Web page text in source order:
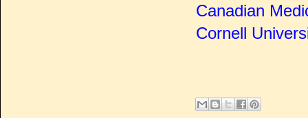
Canadian
Cornell